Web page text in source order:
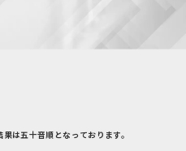
は五十音順となっております。